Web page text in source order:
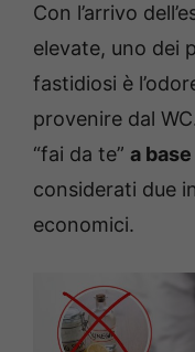
Con l’arrivo
elevate, uno dei
fastidiosi è
provenire dal
“fai da te” a
considerati due
economici.